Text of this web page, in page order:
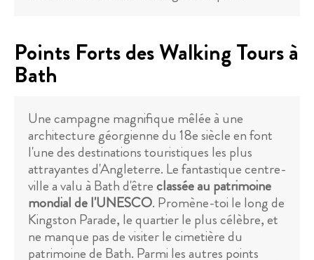
Points Forts des Walking Tours à
Bath
Une campagne magnifique mêlée à une
architecture géorgienne du 18e siècle en font
l'une des destinations touristiques les plus
attrayantes d'Angleterre. Le fantastique centre-
ville a valu à Bath d'êtreclassée au patrimoine
mondial de l'UNESCO. Promène-toi le long de
Kingston Parade, le quartier le plus célèbre, et
ne manque pas de visiter le cimetière du
patrimoine de Bath. Parmi les autres points